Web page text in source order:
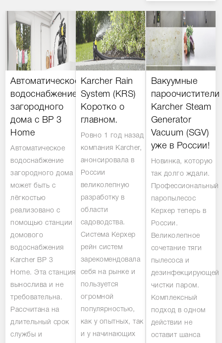
Автоматическое
водоснабжение
загородного
дома с BP 3
Home
Автоматическое
водоснабжение
загородного дома
может быть с
лёгкостью
реализовано с
помощью станции
домового
водоснабжения
Karcher BP 3
Home. Эта станция
вынослива и не
требовательна.
Рассчитана на
длительный срок
службы и
Karcher Rain
System (KRS)
Коротко о
главном.
Ровно 1 год назад
компания Karcher,
анонсировала в
России
великолепную
разработку в
области
садоводства.
Система Керхер
рейн систем
зарекомендовала
себя на рынке и
пользуется
огромной
популярностью,
как у опытных, так
и у начинающих
Вакуумные
пароочистители
Karcher Steam
Generator
Vacuum (SGV)
уже в России!
Новинка, которую
так долго ждали.
Профессиональный
паропылесос
Керхер теперь в
России.
Великолепное
сочетание тяги
пылесоса и
дезинфекцирующей
чистки паром.
Комплексный
подход в одном
действии не
оставит шанса